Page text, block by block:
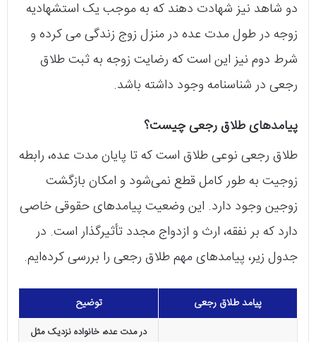
دو شاهد نیز شهادت دهند که به موجب یک استشهادیه
زوجه در طول مدت عده در منزل زوج زندگی می‌ کرده و
شرط دوم نیز این است که رضایت زوجه به ثبت طلاق
رجعی در شناسنامه وجود داشته باشد.
پیامدهای طلاق رجعی چیست؟
طلاق رجعی نوعی طلاق است که تا پایان مدت عده، رابطه
زوجیت به طور کامل قطع نمی‌شود و امکان بازگشت
زوجین وجود دارد. این وضعیت پیامدهای حقوقی خاصی
دارد که بر نفقه، ارث و ازدواج مجدد تأثیرگذار است. در
جدول زیر، پیامدهای مهم طلاق رجعی را بررسی کرده‌ایم.
پیامد طلاق رجعی توضیح
در مدت عده، خانواده نزدیک مثل